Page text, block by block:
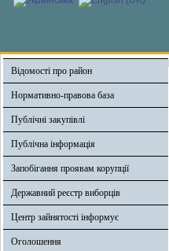
Відомості про район
Нормативно-правова база
Публічні закупівлі
Публічна інформація
Запобігання проявам корупції
Державний реєстр виборців
Центр зайнятості інформує
Оголошення